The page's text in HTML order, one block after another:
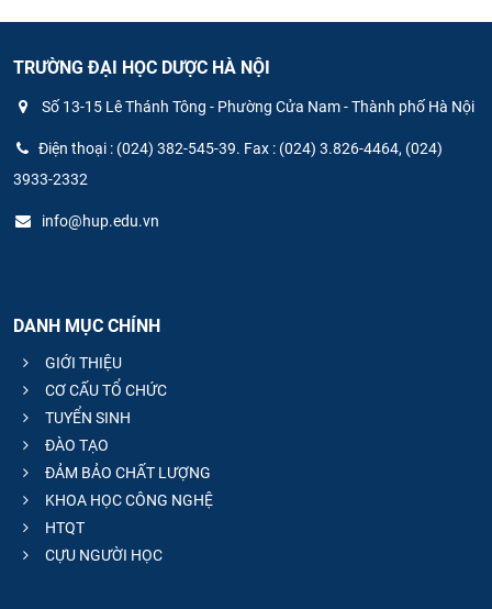
TRƯỜNG ĐẠI HỌC DƯỢC HÀ NỘI
Số 13-15 Lê Thánh Tông - Phường Cửa Nam - Thành phố Hà Nội
Điện thoại : (024) 382-545-39. Fax : (024) 3.826-4464, (024)
3933-2332
info@hup.edu.vn
DANH MỤC CHÍNH
GIỚI THIỆU
CƠ CẤU TỔ CHỨC
TUYỂN SINH
ĐÀO TẠO
ĐẢM BẢO CHẤT LƯỢNG
KHOA HỌC CÔNG NGHỆ
HTQT
CỰU NGƯỜI HỌC